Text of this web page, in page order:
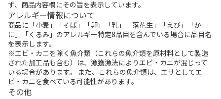
ず、商品内容欄にその旨を表示しています。
アレルギー情報について
商品に「小麦」「そば」「卵」「乳」「落花生」「えび」「か
に」「くるみ」のアレルギー特定8品目を含んでいる場合に品目名
を表示します。
※エビ・カニを除く魚介類（これらの魚介類を原材料として製造
された加工品も含む）は、漁獲漁法によりエビ・カニが混じって
いる場合があります。 また、これらの魚介類は、エサとしてエ
ビ・カニを食べている可能性があります。
その他